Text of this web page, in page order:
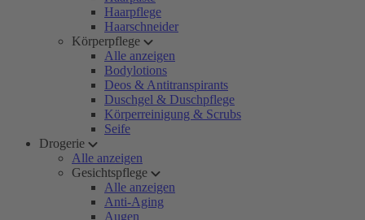
Haarpflege
Haarschneider
Körperpflege
Alle anzeigen
Bodylotions
Deos & Antitranspirants
Duschgel & Duschpflege
Körperreinigung & Scrubs
Seife
Drogerie
Alle anzeigen
Gesichtspflege
Alle anzeigen
Anti-Aging
Augen